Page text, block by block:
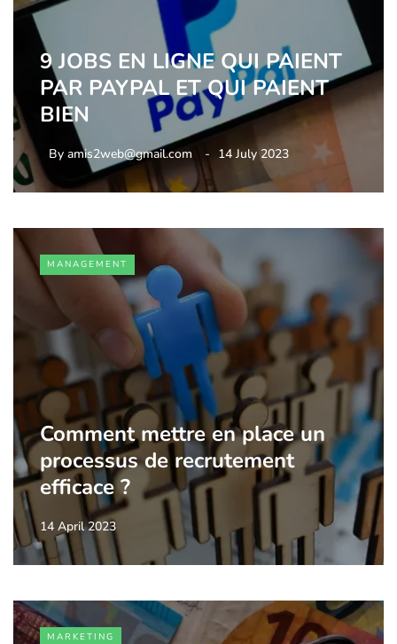
9 JOBS EN LIGNE QUI PAIENT
PAR PAYPAL ET QUI PAIENT
BIEN
By amis2web@gmail.com 14 July 2023
MANAGEMENT
Comment mettre en place un
processus de recrutement
efficace ?
14 April 2023
MARKETING